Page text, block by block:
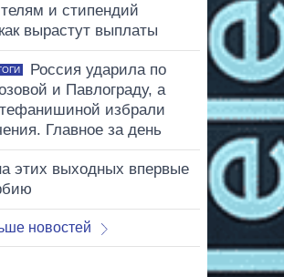
и стипендий
вырастут выплаты
Россия ударила по
и Павлограду, а
избрали
Главное за день
этих выходных впервые
новостей